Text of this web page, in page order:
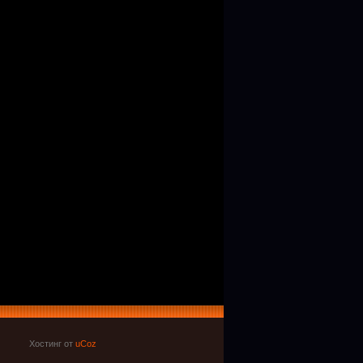
Хостинг от uCoz